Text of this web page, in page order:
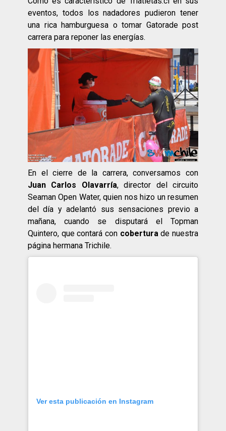
eventos, todos los nadadores pudieron tener
una rica hamburguesa o tomar Gatorade post
carrera para reponer las energías.
En el cierre de la carrera, conversamos con
Juan Carlos Olavarría, director del circuito
Seaman Open Water, quien nos hizo un resumen
del día y adelantó sus sensaciones previo a
mañana, cuando se disputará el Topman
Quintero, que contará con cobertura de nuestra
página hermana Trichile.
Ver esta publicación en Instagram